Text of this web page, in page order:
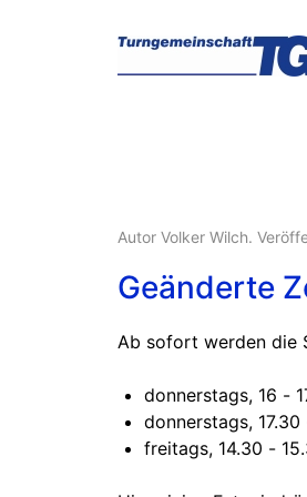
Autor Volker Wilch.
Geänderte
Ab sofort werden die
donnerstags, 16 -
donnerstags,
freitags, 14.30 -